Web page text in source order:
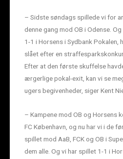
– Sidste søndags spillede vi for
denne gang mod OB i Odense.
1-1 i Horsens i Sydbank
slået efter en
Efter at den første skuffelse
ærgerlige pokal-exit, kan vi se
ugers begivenheder, siger Kent
– Kampene mod OB og Horsens
FC København, og nu har vi i de
spillet mod AaB, FCK og OB i
dem alle. Og vi har spillet 1-1 i